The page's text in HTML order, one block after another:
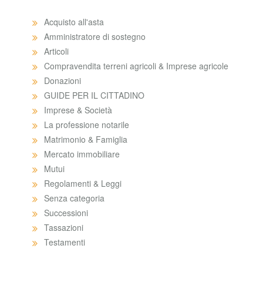
Acquisto all'asta
Amministratore di sostegno
Articoli
Compravendita terreni agricoli & Imprese agricole
Donazioni
GUIDE PER IL CITTADINO
Imprese & Società
La professione notarile
Matrimonio & Famiglia
Mercato immobiliare
Mutui
Regolamenti & Leggi
Senza categoria
Successioni
Tassazioni
Testamenti